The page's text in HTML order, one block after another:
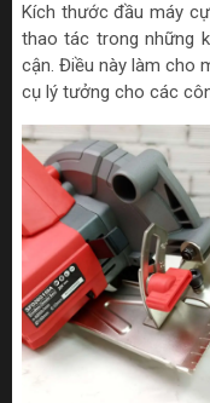
Kích thước đầu máy
thao tác trong những
cận. Điều này làm cho
cụ lý tưởng cho các